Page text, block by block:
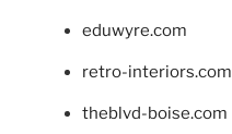
eduwyre.com
retro-interiors.com
theblvd-boise.com